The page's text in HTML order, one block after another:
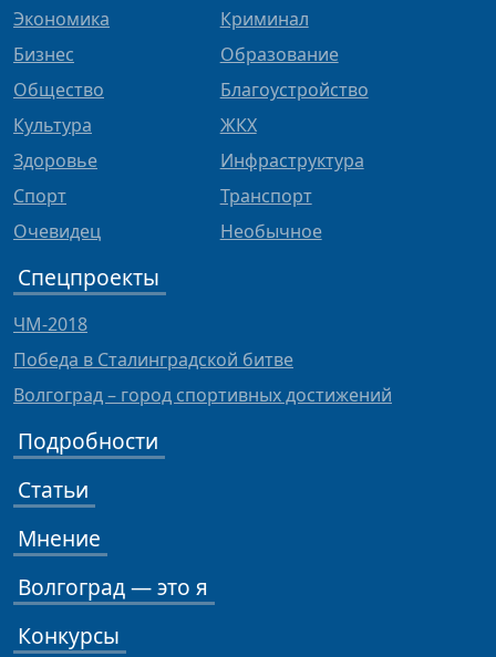
Экономика
Бизнес
Общество
Культура
Здоровье
Спорт
Очевидец
Криминал
Образование
Благоустройство
ЖКХ
Инфраструктура
Транспорт
Необычное
Спецпроекты
ЧМ-2018
Победа в Сталинградской битве
Волгоград – город спортивных достижений
Подробности
Статьи
Мнение
Волгоград — это я
Конкурсы